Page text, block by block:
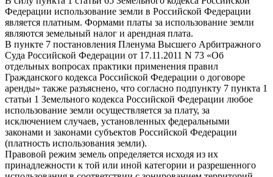
Федерации использование земли в Российской Федерации
является платным. Формами платы за использование земли
являются земельный налог и арендная плата.
В пункте 7 постановления Пленума Высшего Арбитражного
Суда Российской Федерации от 17.11.2011 N 73 «Об
отдельных вопросах практики применения правил
Гражданского кодекса Российской Федерации о договоре
аренды» также разъяснено, что согласно подпункту 7 пункта 1
статьи 1 Земельного кодекса Российской Федерации любое
использование земли осуществляется за плату, за
исключением случаев, установленных федеральными
законами и законами субъектов Российской Федерации
(платность использования земли).
Правовой режим земель определяется исходя из их
принадлежности к той или иной категории и разрешенного